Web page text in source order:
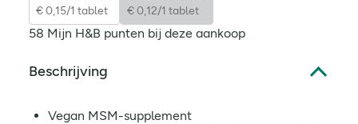
€ 0,15/1 tablet € 0,12/1 tablet
58 Mijn H&B punten bij deze aankoop
Beschrijving
Vegan MSM-supplement